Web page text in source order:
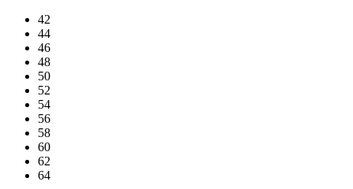
42
44
46
48
50
52
54
56
58
60
62
64